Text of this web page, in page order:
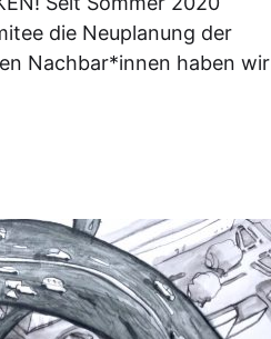
die Neuplanung der
Nachbar*innen haben wir